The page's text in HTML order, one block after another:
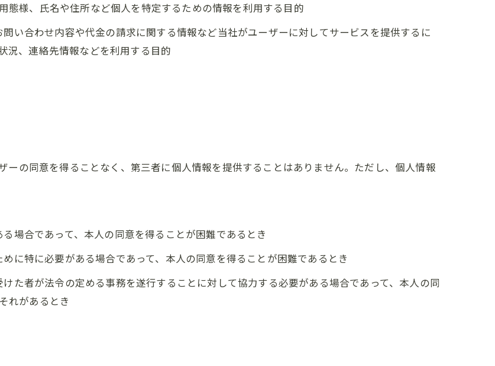
態様、氏名や住所など個人を特定するための情報を利用する目的
い合わせ内容や代金の請求に関する情報など当社がユーザーに対してサービスを提供するに
況、連絡先情報などを利用する目的
ーの同意を得ることなく、第三者に個人情報を提供することはありません。ただし、個人情報
場合であって、本人の同意を得ることが困難であるとき
に特に必要がある場合であって、本人の同意を得ることが困難であるとき
た者が法令の定める事務を遂行することに対して協力する必要がある場合であって、本人の同
れがあるとき